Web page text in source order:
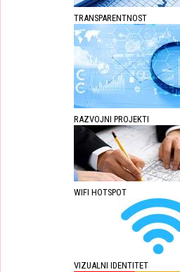
TRANSPARENTNOST
RAZVOJNI PROJEKTI
WIFI HOTSPOT
VIZUALNI IDENTITET